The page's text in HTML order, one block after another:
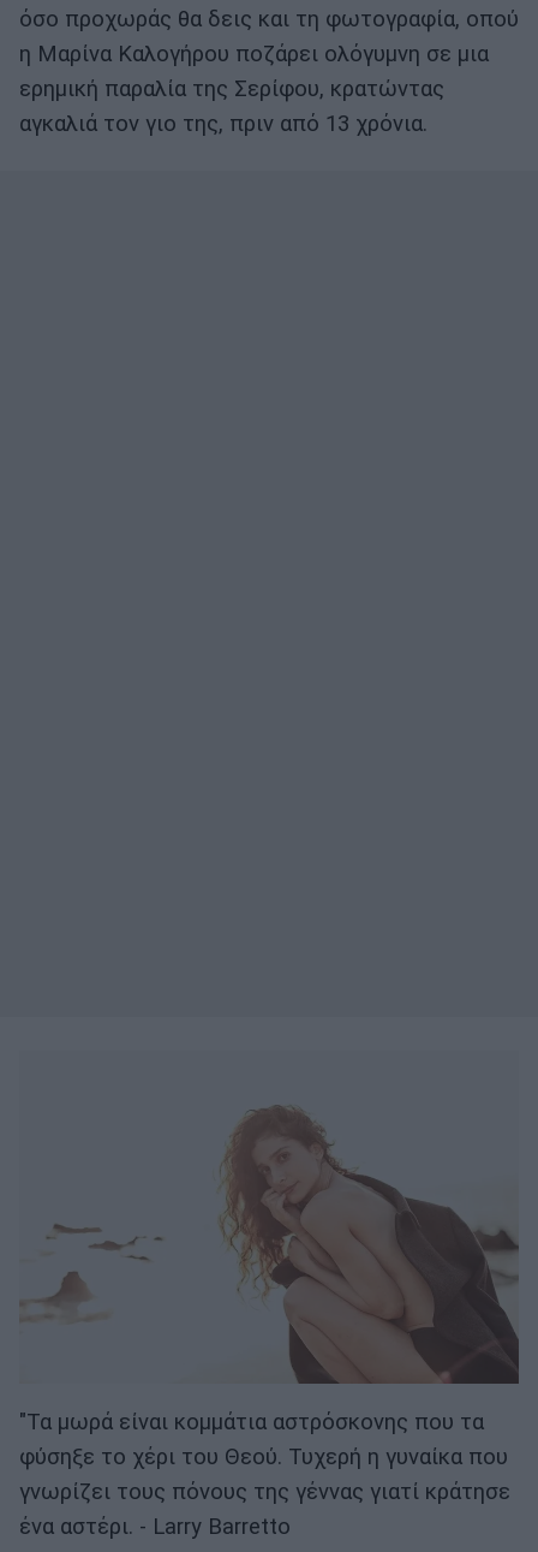
όσο προχωράς θα δεις και τη φωτογραφία, οπού
η Μαρίνα Καλογήρου ποζάρει ολόγυμνη σε μια
ερημική παραλία της Σερίφου, κρατώντας
αγκαλιά τον γιο της, πριν από 13 χρόνια.
"Τα μωρά είναι κομμάτια αστρόσκονης που τα
φύσηξε το χέρι του Θεού. Τυχερή η γυναίκα που
γνωρίζει τους πόνους της γέννας γιατί κράτησε
ένα αστέρι. - Larry Barretto